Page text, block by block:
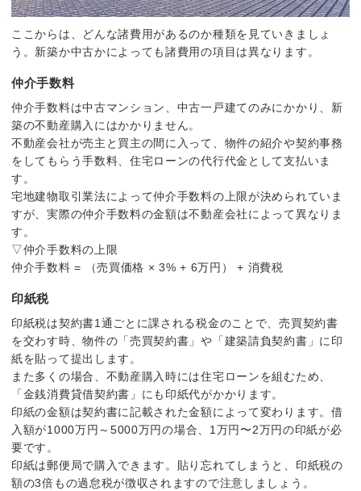
ここからは、どんな諸費用があるのか種類を見ていきましょ
う。新築か中古かによっても諸費用の項目は異なります。
仲介手数料
仲介手数料は中古マンション、中古一戸建てのみにかかり、新
築の不動産購入にはかかりません。
不動産会社が売主と買主の間に入って、物件の紹介や契約事務
をしてもらう手数料、住宅ローンの代行代金として支払いま
す。
宅地建物取引業法によって仲介手数料の上限が決められていま
すが、実際の仲介手数料の金額は不動産会社によって異なりま
す。
▽仲介手数料の上限
仲介手数料 = （売買価格 × 3% + 6万円） + 消費税
印紙税
印紙税は契約書1通ごとに課される税金のことで、売買契約書
を交わす時、物件の「売買契約書」や「建築請負契約書」に印
紙を貼って提出します。
また多くの場合、不動産購入時には住宅ローンを組むため、
「金銭消費貸借契約書」にも印紙代がかかります。
印紙の金額は契約書に記載された金額によって変わります。借
入額が1000万円～5000万円の場合、1万円〜2万円の印紙が必
要です。
印紙は郵便局で購入できます。貼り忘れてしまうと、印紙税の
額の3倍もの過怠税が徴収されますので注意しましょう。